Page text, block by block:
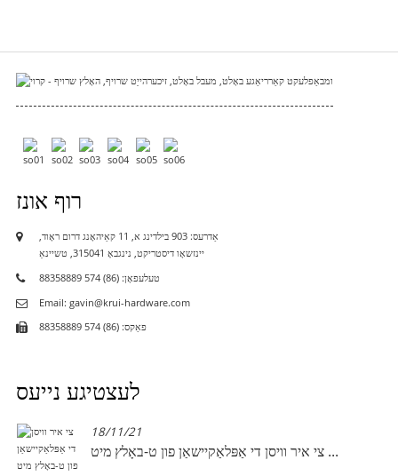
רוף אונז
אַדרעס: 903 בילדינג א, 11 קאַיהאָנג דרום ראָוד,
יינזשאָו דיסטריקט, נינגבאָ 315041, טשיינאַ
טעלעפאָן: (86) 574 88358889
Email: gavin@krui-hardware.com
פאַקס: (86) 574 88358889
לעצטיגע נייעס
18/11/21
צי איר וויסן די אַפּלאַקיישאַן פון ט-באָלץ מיט ...